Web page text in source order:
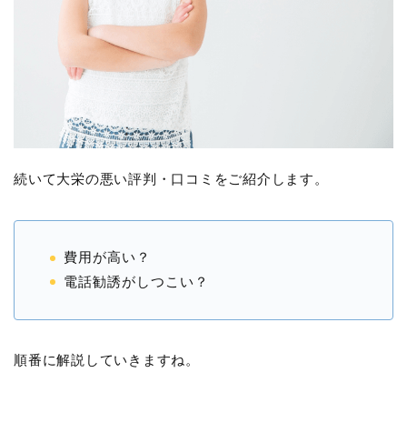
続いて大栄の悪い評判・口コミをご紹介します。
費用が高い？
電話勧誘がしつこい？
順番に解説していきますね。